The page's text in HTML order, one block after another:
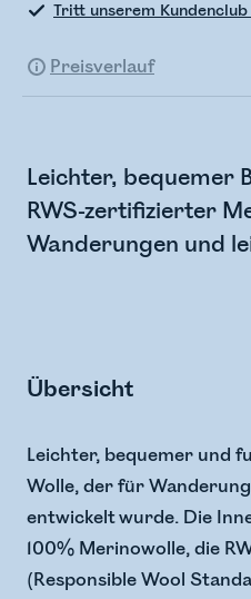
Tritt unserem Kundenclub
Preisverlauf
Leichter, bequemer
RWS-zertifizierter
Wanderungen und
Übersicht
Leichter, bequemer und
Wolle, der für
entwickelt wurde. Die
100% Merinowolle, die
(Responsible Wool